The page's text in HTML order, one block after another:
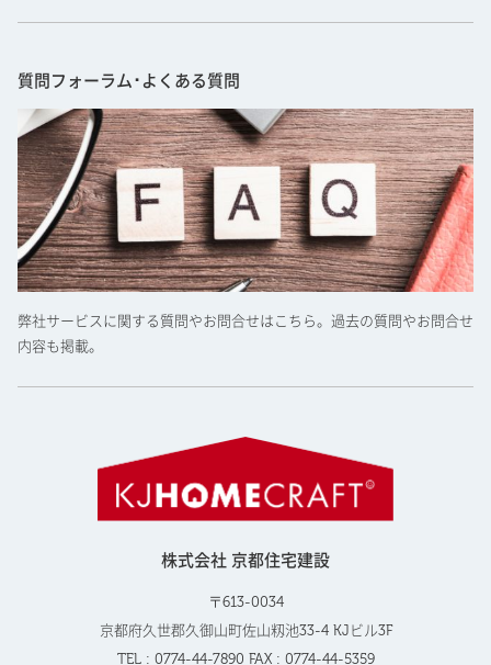
質問フォーラム･よくある質問
弊社サービスに関する質問やお問合せはこちら。過去の質問やお問合せ
内容も掲載。
株式会社 京都住宅建設
〒613-0034
京都府久世郡久御山町佐山籾池33-4 KJビル3F
TEL : 0774-44-7890 FAX : 0774-44-5359